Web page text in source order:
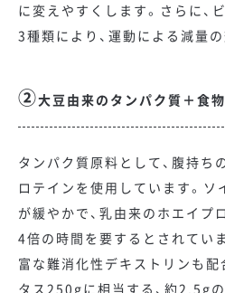
に変えやすくします。さらに、
3種類により、運動による減量
②大豆由来のタンパク質＋食
タンパク質原料として、腹持ち
ロテインを使用しています。ソ
が緩やかで、乳由来のホエイプ
4倍の時間を要するとされてい
富な難消化性デキストリンも配
タス250gに相当する、約2.5g